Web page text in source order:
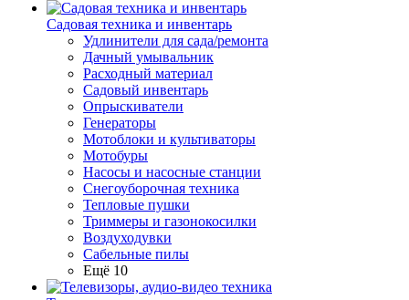
Садовая техника и инвентарь
Удлинители для сада/ремонта
Дачный умывальник
Расходный материал
Садовый инвентарь
Опрыскиватели
Генераторы
Мотоблоки и культиваторы
Мотобуры
Насосы и насосные станции
Снегоуборочная техника
Тепловые пушки
Триммеры и газонокосилки
Воздуходувки
Сабельные пилы
Ещё 10